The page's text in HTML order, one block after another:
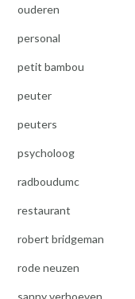
ouderen
personal
petit bambou
peuter
peuters
psycholoog
radboudumc
restaurant
robert bridgeman
rode neuzen
sanny verhoeven